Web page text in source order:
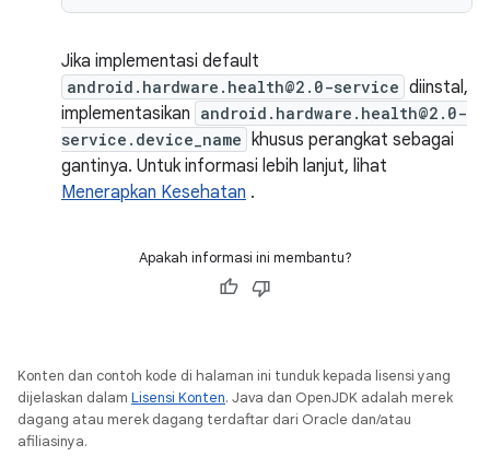
Jika implementasi default
android.hardware.health@2.0-service diinstal,
implementasikan android.hardware.health@2.0-
service.device_name khusus perangkat sebagai
gantinya. Untuk informasi lebih lanjut, lihat
Menerapkan Kesehatan .
Apakah informasi ini membantu?
Konten dan contoh kode di halaman ini tunduk kepada lisensi yang
dijelaskan dalam Lisensi Konten. Java dan OpenJDK adalah merek
dagang atau merek dagang terdaftar dari Oracle dan/atau
afiliasinya.